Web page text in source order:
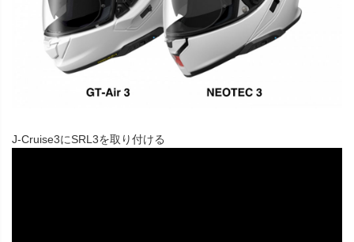
J-Cruise3にSRL3を取り付ける